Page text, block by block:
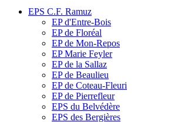
EPS C.F. Ramuz
EP d'Entre-Bois
EP de Floréal
EP de Mon-Repos
EP Marie Feyler
EP de la Sallaz
EP de Beaulieu
EP de Coteau-Fleuri
EP de Pierrefleur
EPS du Belvédère
EPS des Bergières